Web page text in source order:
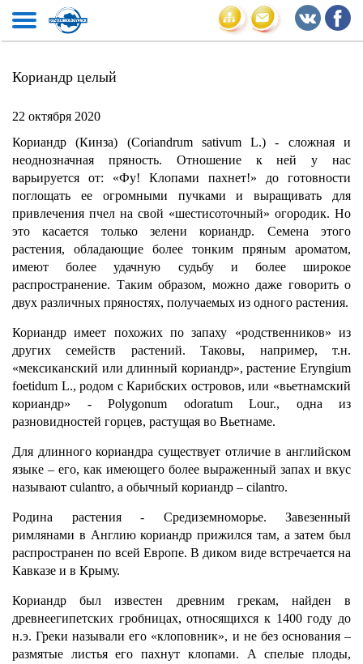
Кориандр целый
22 октября 2020
Кориандр (Кинза) (Coriandrum sativum L.) - сложная и
неоднозначная пряность. Отношение к ней у нас
варьируется от: «Фу! Клопами пахнет!» до готовности
поглощать ее огромными пучками и выращивать для
привлечения пчел на свой «шестисоточный» огородик. Но
это касается только зелени кориандр. Семена этого
растения, обладающие более тонким пряным ароматом,
имеют более удачную судьбу и более широкое
распространение. Таким образом, можно даже говорить о
двух различных пряностях, получаемых из одного растения.
Кориандр имеет похожих по запаху «родственников» из
других семейств растений. Таковы, например, т.н.
«мексиканский или длинный кориандр», растение Eryngium
foetidum L., родом с Карибских островов, или «вьетнамский
кориандр» - Polygonum odoratum Lour., одна из
разновидностей горцев, растущая во Вьетнаме.
Для длинного кориандра существует отличие в английском
языке – его, как имеющего более выраженный запах и вкус
называют culantro, а обычный кориандр – cilantro.
Родина растения - Средиземноморье. Завезенный
римлянами в Англию кориандр прижился там, а затем был
распространен по всей Европе. В диком виде встречается на
Кавказе и в Крыму.
Кориандр был известен древним грекам, найден в
древнеегипетских гробницах, относящихся к 1400 году до
н.э. Греки называли его «клоповник», и не без основания –
размятые листья его пахнут клопами. А спелые плоды,